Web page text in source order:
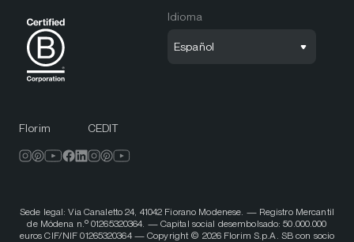
Idioma
Español
Florim CEDIT
Sede legal: Via Canaletto 24, 41042 Fiorano Modenese. — Registro Mercantil
de Módena n.º 01265320364. — Capital social desembolsado: 50.000.000
euros CIF/NIF 01265320364 — Copyright © 2026 Florim S.p.A. SB con socio